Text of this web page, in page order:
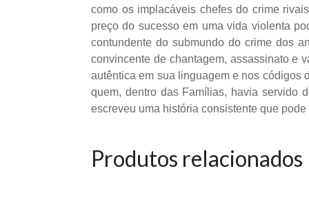
como os implacáveis chefes do crime
preço do sucesso em uma vida violenta
contundente do submundo do crime dos
convincente de chantagem, assassinato e
autêntica em sua linguagem e nos códigos
quem, dentro das Famílias, havia
escreveu uma história consistente que
Produtos relacionados